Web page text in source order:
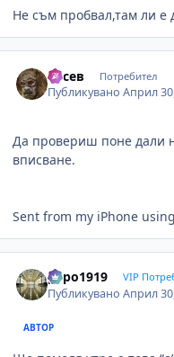
Не съм пробвал,там ли е
Русев Потребител
ПубликуваноАприл
Да провериш поне дали
вписване.
Sent from my iPhone
pepo1919 VIP
ПубликуваноАприл
АВТОР